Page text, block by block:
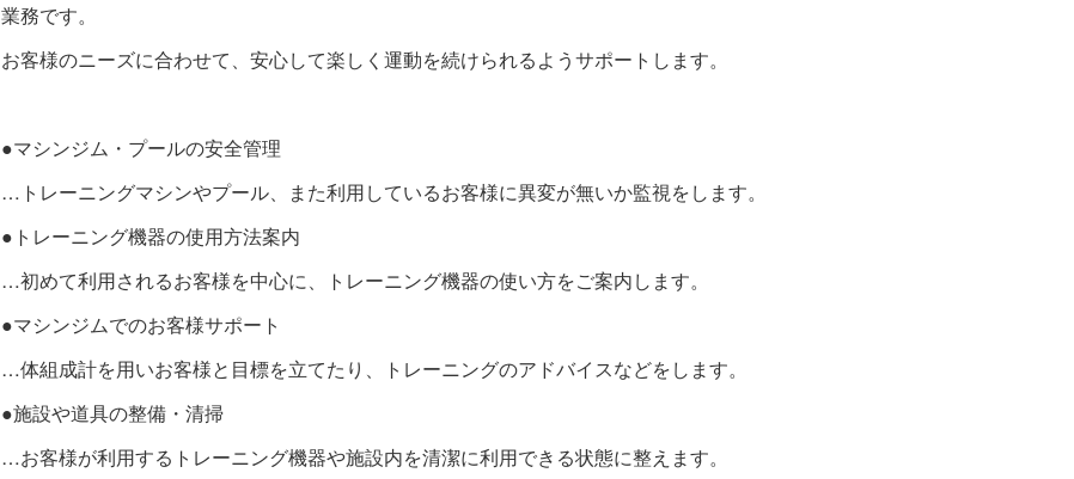
業務です。
お客様のニーズに合わせて、安心して楽しく運動を続けられるようサポートします。
●マシンジム・プールの安全管理
…トレーニングマシンやプール、また利用しているお客様に異変が無いか監視をします。
●トレーニング機器の使用方法案内
…初めて利用されるお客様を中心に、トレーニング機器の使い方をご案内します。
●マシンジムでのお客様サポート
…体組成計を用いお客様と目標を立てたり、トレーニングのアドバイスなどをします。
●施設や道具の整備・清掃
…お客様が利用するトレーニング機器や施設内を清潔に利用できる状態に整えます。